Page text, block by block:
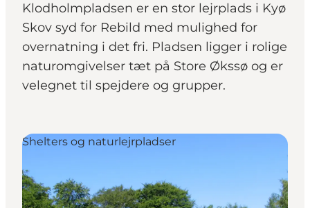
KORT OG FOLDERE
PLANLÆG DIN TUR
Klodholmpladsen er en stor lejrplads i Kyø
Skov syd for Rebild med mulighed for
overnatning i det fri. Pladsen ligger i rolige
naturomgivelser tæt på Store Økssø og er
velegnet til spejdere og grupper.
Shelters og naturlejrpladser